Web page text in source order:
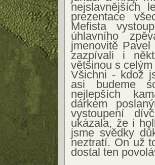
nejslavnějších
prezentace
Mefista
úhlavního
jmenovitě
zazpívali i
většinou s celým
Všichni - kdož
asi budeme
nejlepších
dárkem
vystoupení
ukázala, že i
jsme svědky
neztratí. On už
dostal ten